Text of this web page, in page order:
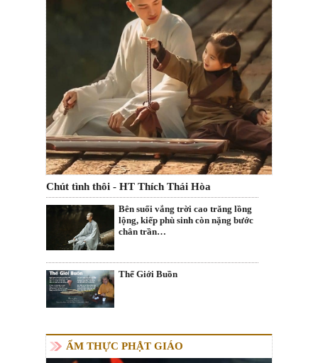
Chút tình thôi - HT Thích Thái Hòa
Bên suối vắng trời cao trăng lồng
lộng, kiếp phù sinh còn nặng bước
chân trần…
Thế Giới Buồn
ẨM THỰC PHẬT GIÁO